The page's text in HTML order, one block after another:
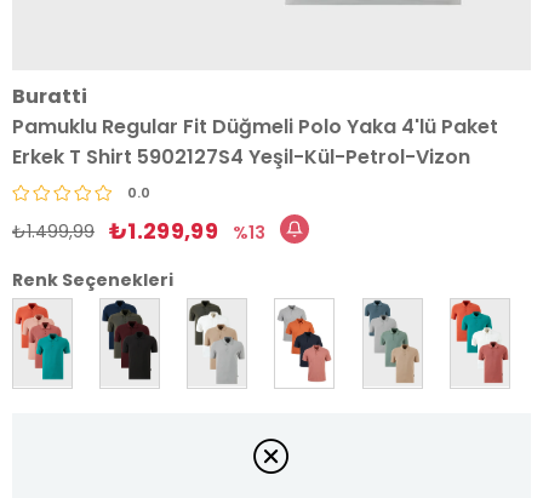
Buratti
Pamuklu Regular Fit Düğmeli Polo Yaka 4'lü Paket
Erkek T Shirt 5902127S4 Yeşil-Kül-Petrol-Vizon
0.0
₺1.499,99 ₺1.299,99
13
Renk Seçenekleri